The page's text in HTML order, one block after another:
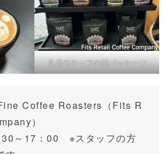
孔雀モチーフの旧パッケージ
Coffee Roasters（Fits R
）
30～17：00 ※スタッフの方